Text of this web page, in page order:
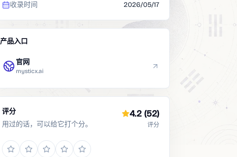
收录时间 2026/05/17
产品入口
官网
mysticx.ai
评分
用过的话，可以给它打个分。
4.2(52)
评分